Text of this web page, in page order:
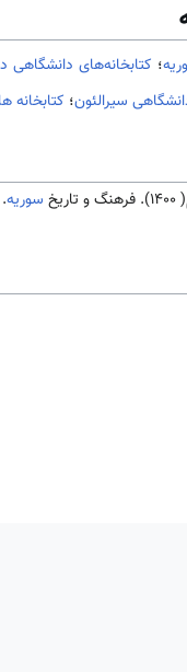
؛ كتابخانه‌های دانشگاهی
سیرالئون؛ کتابخانه
سوریه.